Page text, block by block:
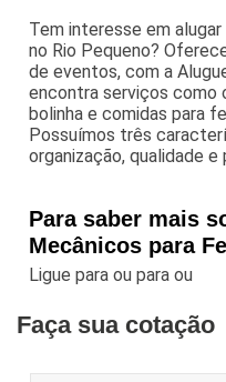
Tem interesse em
no Rio Pequeno?
de eventos, com a
encontra serviços como
bolinha e comidas para
Possuímos três
organização, qualidade
Para saber mais
Mecânicos para
Ligue paraou paraou
Faça sua cotação